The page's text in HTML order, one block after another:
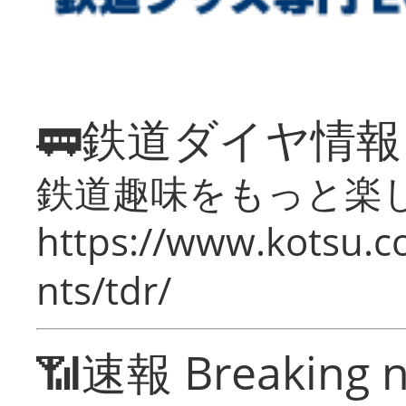
🚃鉄道ダイヤ情
鉄道趣味をもっと楽
https://
nts/tdr/
📶速報 Breaking